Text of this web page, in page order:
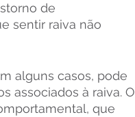
de
sentir raiva não
alguns casos, pode
associados à raiva. O
que